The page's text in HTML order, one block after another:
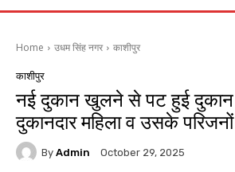
Home उधम सिंह नगर काशीपुर
काशीपुर
नई दुकान खुलने से पट हुई दुकान
दुकानदार महिला व उसके परिजनों
By Admin October 29, 2025